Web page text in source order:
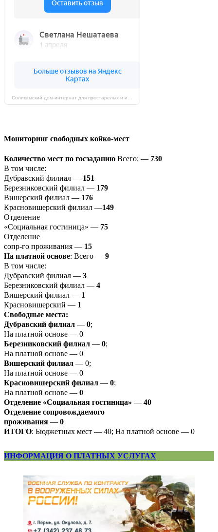
Мониторинг свободных койко-мест
Количество мест по госзаданию Всего: — 730
В том числе:
Дубравский филиал — 151
Березниковский филиал — 179
Вишерский филиал — 176
Красновишерский филиал —149
Отделение
«Социальная гостиница» — 75
Отделение
сопр-го проживания — 15
На платной основе: Всего — 9
В том числе:
Дубравский филиал — 3
Березниковский филиал — 4
Вишерский филиал — 1
Красновишерский — 1
Свободные места:
Дубравский филиал — 0;
На платной основе — 0
Березниковский филиал — 0;
На платной основе — 0
Вишерский филиал — 0;
На платной основе — 0
Красновишерский филиал — 0;
На платной основе — 0
Отделение «Социальная гостиница» — 40
Отделение сопровождаемого
проживания — 0
ИТОГО: Бюджетных мест — 40; На платной основе — 0
ИНФОРМАЦИЯ О ПЛАТНЫХ УСЛУГАХ